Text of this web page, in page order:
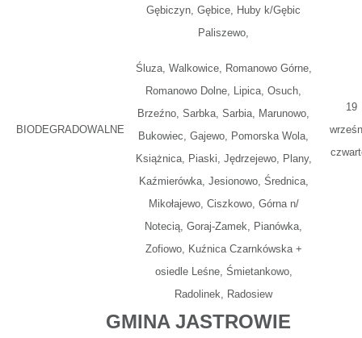
BIODEGRADOWALNE
Gębiczyn, Gębice, Huby k/Gębic
Paliszewo,
Śluza, Walkowice, Romanowo Górne,
Romanowo Dolne, Lipica, Osuch,
Brzeźno, Sarbka, Sarbia, Marunowo,
Bukowiec, Gajewo, Pomorska Wola,
Książnica, Piaski, Jędrzejewo, Plany,
Kaźmierówka, Jesionowo, Średnica,
Mikołajewo, Ciszkowo, Górna n/
Notecią, Goraj-Zamek, Pianówka,
Zofiowo, Kuźnica Czarnkówska +
osiedle Leśne, Śmietankowo,
Radolinek, Radosiew
19
GMINA JASTROWIE